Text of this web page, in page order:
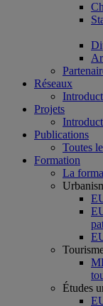
Réseaux
Projets
Publications
Toutes
Formation
La
Études